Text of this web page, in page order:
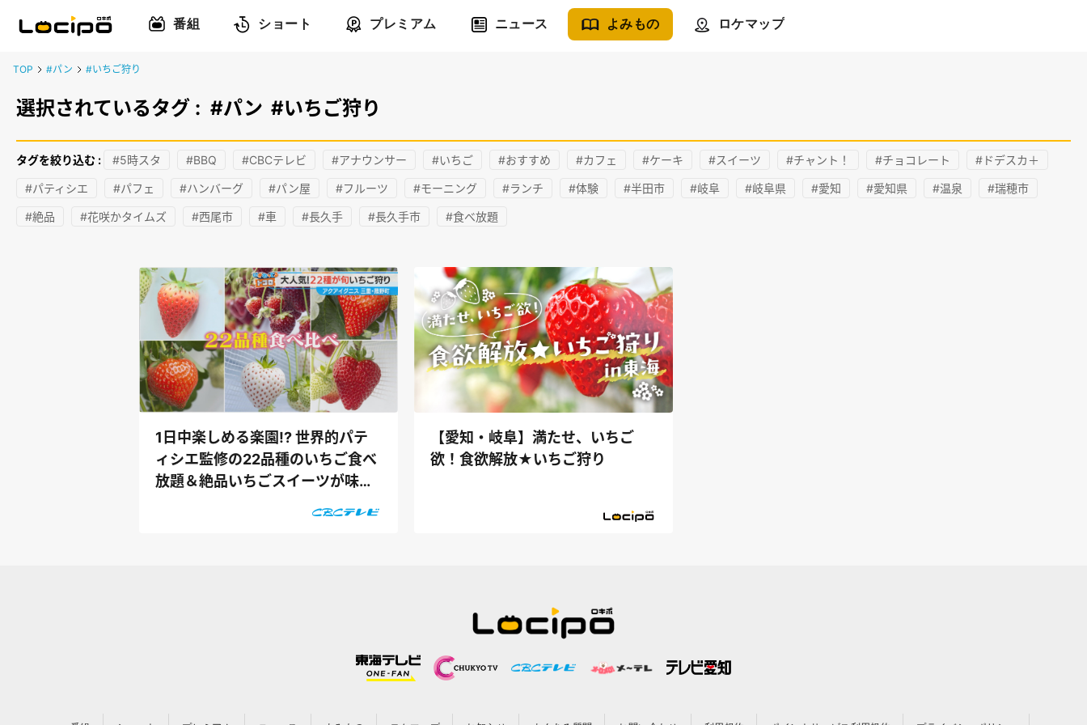
番組 ショート プレミアム ニュース よみもの ロケマップ
TOP #パン #いちご狩り
選択されているタグ : #パン #いちご狩り
タグを絞り込む : #5時スタ #BBQ #CBCテレビ #アナウンサー #いちご #おすすめ #カフェ #ケーキ #スイーツ #チャント！ #チョコレート #ドデスカ＋
#パティシエ #パフェ #ハンバーグ #パン屋 #フルーツ #モーニング #ランチ #体験 #半田市 #岐阜 #岐阜県 #愛知 #愛知県 #温泉 #瑞穂市
#絶品 #花咲かタイムズ #西尾市 #車 #長久手 #長久手市 #食べ放題
1日中楽しめる楽園!? 世界的パテ
ィシエ監修の22品種のいちご食べ
放題＆絶品いちごスイーツが味わ
【愛知・岐阜】満たせ、いちご
欲！食欲解放★いちご狩り